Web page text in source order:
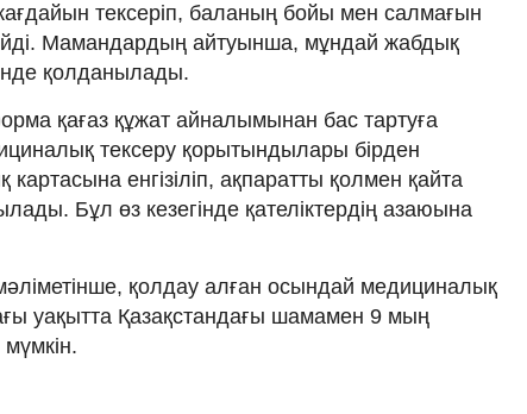
тексеріп, баланың бойы мен салмағын
Мамандардың айтуынша, мұндай жабдық
қолданылады.
қағаз құжат айналымынан бас тартуға
тексеру қорытындылары бірден
енгізіліп, ақпаратты қолмен қайта
Бұл өз кезегінде қателіктердің азаюына
қолдау алған осындай медициналық
уақытта Қазақстандағы шамамен 9 мың